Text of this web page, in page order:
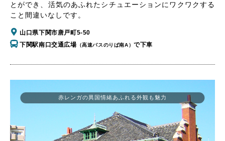
とができ、活気のあふれたシチュエーションにワクワクする
こと間違いなしです。
山口県下関市唐戸町5-50
下関駅南口交通広場 （高速バスのりば南A）で下車
赤レンガの異国情緒あふれる外観も魅力